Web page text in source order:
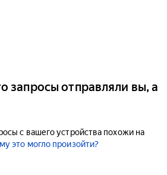
запросы отправляли вы, а
с вашего устройства похожи на
это могло произойти?